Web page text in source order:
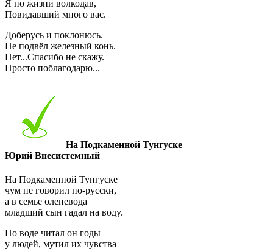
Я по жизни волкодав,
Повидавший много вас.
Доберусь и поклонюсь.
Не подвёл железный конь.
Нет...Спасибо не скажу.
Просто поблагодарю...
На Подкаменной Тунгуске
Юрий Внесистемный
На Подкаменной Тунгуске
чум не говорил по-русски,
а в семье оленевода
младший сын гадал на воду.
По воде читал он годы
у людей, мутил их чувства